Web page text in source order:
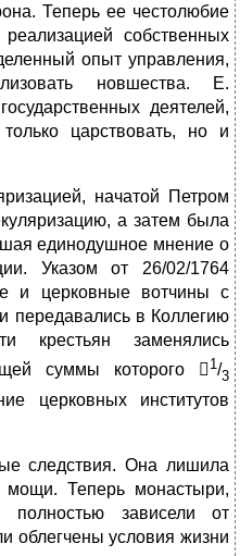
Теперь ее честолюбие
собственных
опыт управления,
новшества. Е.
деятелей,
царствовать, но и
начатой Петром
а затем была
единодушное мнение о
Указом от 26/02/1764
и церковные вотчины с
передавались в Коллегию
крестьян заменялись
суммы которого  1/3
церковных институтов
следствия. Она лишила
мощи. Теперь монастыри,
зависели от
облегчены условия жизни